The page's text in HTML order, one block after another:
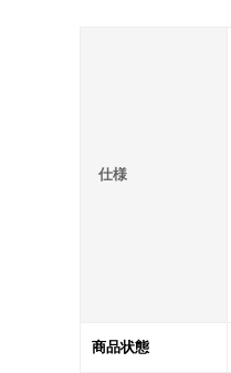
仕様
商品状態